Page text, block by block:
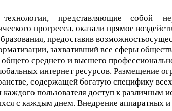
технологии, представляющие собой
прогресса, оказали прямое
предоставив
захвативший все сферы
среднего и высшего
интернет ресурсов. Размещение
содержащей богатую специфику
каждого пользователя доступ к различным
с каждым днем. Внедрение аппаратных